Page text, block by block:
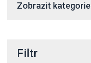
Zobrazit kategorie
Filtr